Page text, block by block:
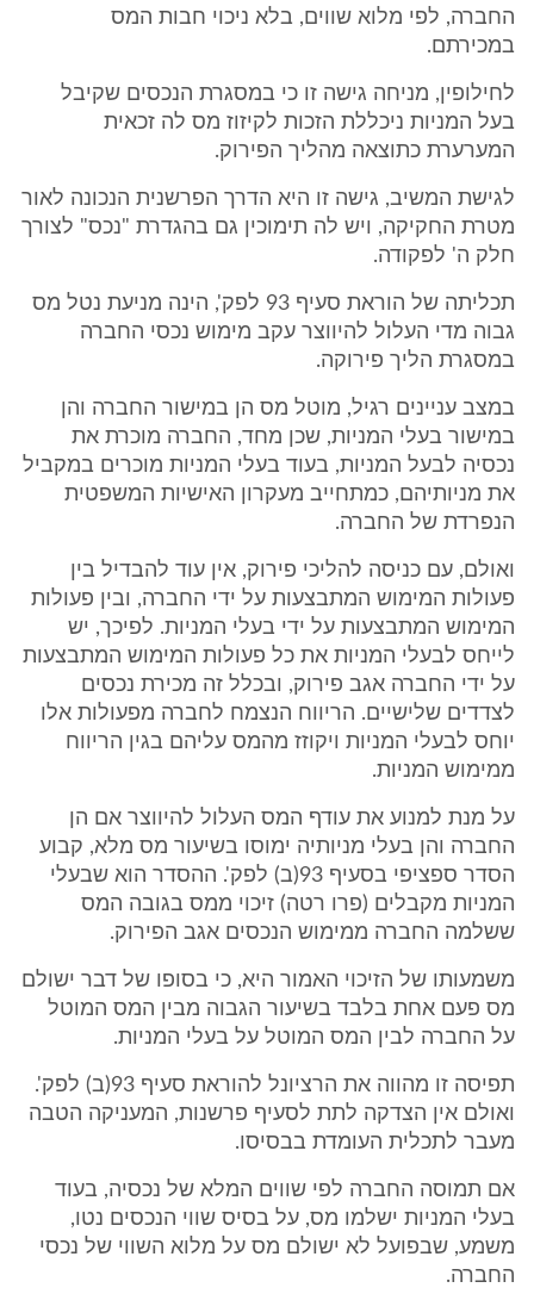
החברה, לפי מלוא שווים, בלא ניכוי חבות המס
במכירתם.
לחילופין, מניחה גישה זו כי במסגרת הנכסים שקיבל
בעל המניות ניכללת הזכות לקיזוז מס לה זכאית
המערערת כתוצאה מהליך הפירוק.
לגישת המשיב, גישה זו היא הדרך הפרשנית הנכונה לאור
מטרת החקיקה, ויש לה תימוכין גם בהגדרת "נכס" לצורך
חלק ה' לפקודה.
תכליתה של הוראת סעיף 93 לפק', הינה מניעת נטל מס
גבוה מדי העלול להיווצר עקב מימוש נכסי החברה
במסגרת הליך פירוקה.
במצב עניינים רגיל, מוטל מס הן במישור החברה והן
במישור בעלי המניות, שכן מחד, החברה מוכרת את
נכסיה לבעל המניות, בעוד בעלי המניות מוכרים במקביל
את מניותיהם, כמתחייב מעקרון האישיות המשפטית
הנפרדת של החברה.
ואולם, עם כניסה להליכי פירוק, אין עוד להבדיל בין
פעולות המימוש המתבצעות על ידי החברה, ובין פעולות
המימוש המתבצעות על ידי בעלי המניות. לפיכך, יש
לייחס לבעלי המניות את כל פעולות המימוש המתבצעות
על ידי החברה אגב פירוק, ובכלל זה מכירת נכסים
לצדדים שלישיים. הריווח הנצמח לחברה מפעולות אלו
יוחס לבעלי המניות ויקוזז מהמס עליהם בגין הריווח
ממימוש המניות.
על מנת למנוע את עודף המס העלול להיווצר אם הן
החברה והן בעלי מניותיה ימוסו בשיעור מס מלא, קבוע
הסדר ספציפי בסעיף 93(ב) לפק'. ההסדר הוא שבעלי
המניות מקבלים (פרו רטה) זיכוי ממס בגובה המס
ששלמה החברה ממימוש הנכסים אגב הפירוק.
משמעותו של הזיכוי האמור היא, כי בסופו של דבר ישולם
מס פעם אחת בלבד בשיעור הגבוה מבין המס המוטל
על החברה לבין המס המוטל על בעלי המניות.
תפיסה זו מהווה את הרציונל להוראת סעיף 93(ב) לפק'.
ואולם אין הצדקה לתת לסעיף פרשנות, המעניקה הטבה
מעבר לתכלית העומדת בבסיסו.
אם תמוסה החברה לפי שווים המלא של נכסיה, בעוד
בעלי המניות ישלמו מס, על בסיס שווי הנכסים נטו,
משמע, שבפועל לא ישולם מס על מלוא השווי של נכסי
החברה.